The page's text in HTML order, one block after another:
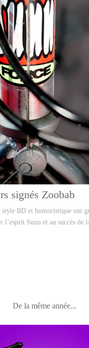
signés Zoobab
style BD et humoristique ont
l’esprit Sunn et au succès de
De la même année...